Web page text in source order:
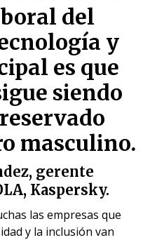
del
y
es que
siendo
masculino.
gerente
Kaspersky.
las empresas que
y la inclusión van